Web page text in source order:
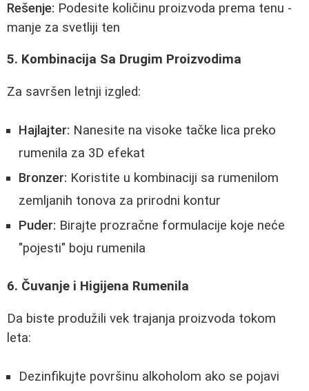
Rešenje: Podesite količinu proizvoda prema tenu -
manje za svetliji ten
5. Kombinacija Sa Drugim Proizvodima
Za savršen letnji izgled:
Hajlajter: Nanesite na visoke tačke lica preko
rumenila za 3D efekat
Bronzer: Koristite u kombinaciji sa rumenilom
zemljanih tonova za prirodni kontur
Puder: Birajte prozračne formulacije koje neće
"pojesti" boju rumenila
6. Čuvanje i Higijena Rumenila
Da biste produžili vek trajanja proizvoda tokom
leta:
Dezinfikujte površinu alkoholom ako se pojavi